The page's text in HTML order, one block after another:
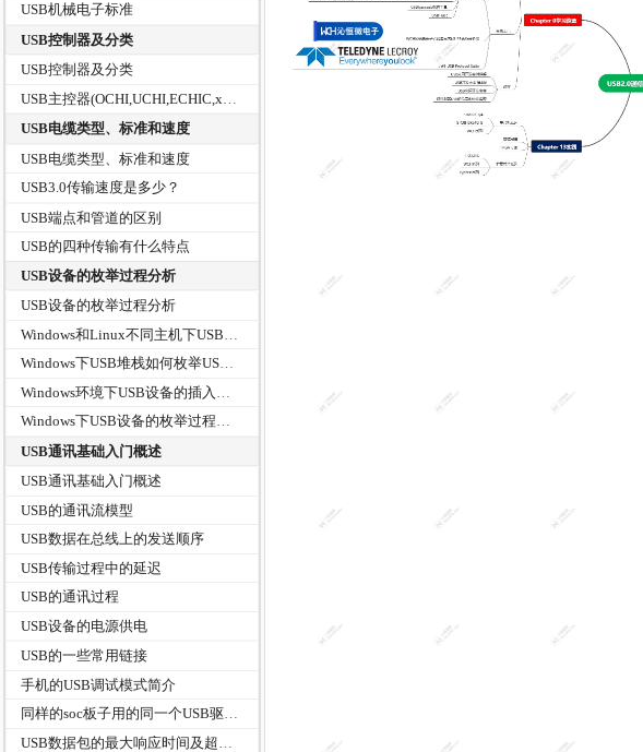
USB机械电子标准
USB控制器及分类
USB控制器及分类
USB电缆类型、标准和速度
USB电缆类型、标准和速度
USB3.0传输速度是多少？
USB端点和管道的区别
USB的四种传输有什么特点
USB设备的枚举过程分析
USB设备的枚举过程分析
Windows下USB堆栈如何枚举USB设备
Windows下USB设备的枚举过程分析
USB通讯基础入门概述
USB通讯基础入门概述
USB的通讯流模型
USB数据在总线上的发送顺序
USB传输过程中的延迟
USB的通讯过程
USB设备的电源供电
USB的一些常用链接
手机的USB调试模式简介
同样的soc板子用的同一个USB驱动设备名称，厂商和产品ID都一样，使用什么方法来区别？